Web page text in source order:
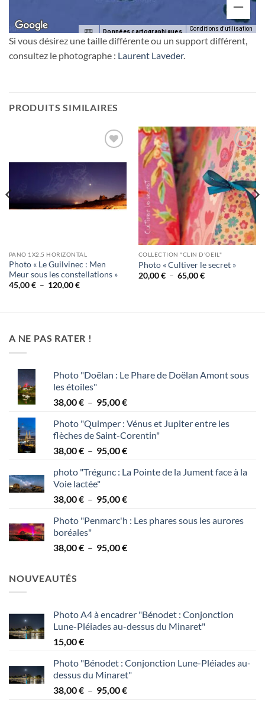
Données cartographiques Conditions d'utilisation
Si vous désirez une taille différente ou un support différent,
consultez le photographe : Laurent Laveder.
PRODUITS SIMILAIRES
à la
PANO 1X2.5 HORIZONTAL
Photo « Le Guilvinec : Men
Meur sous les constellations »
45,00€ – 120,00€Plage
Ajouter
à la
wishlist
COLLECTION "CLIN D'OEIL"
Photo « Cultiver le secret »
20,00€ – 65,00€Plage
A NE PAS RATER !
Photo "Doëlan : Le Phare de Doëlan Amont sous
les étoiles"
38,00€ – 95,00€Plage
prix :
38,00 €
à
Photo "Quimper : Vénus et Jupiter entre les
flèches de Saint-Corentin"
38,00€ – 95,00€Plage
prix :
à
photo "Trégunc : La Pointe de la Jument face à la
Voie lactée"
38,00€ – 95,00€Plage
prix :
à
Photo "Penmarc'h : Les phares sous les aurores
boréales"
38,00€ – 95,00€Plage
NOUVEAUTÉS
Photo A4 à encadrer "Bénodet : Conjonction
Lune-Pléiades au-dessus du Minaret"
15,00€
Photo "Bénodet : Conjonction Lune-Pléiades au-
dessus du Minaret"
38,00€ – 95,00€Plage